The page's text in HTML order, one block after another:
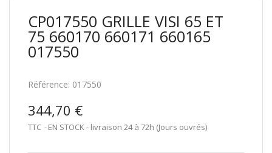
CP017550 GRILLE VISI 65 ET
75 660170 660171 660165
017550
Référence: 017550
344,70 €
TTC EN STOCK - livraison 24 à 72h (Jours ouvrés)